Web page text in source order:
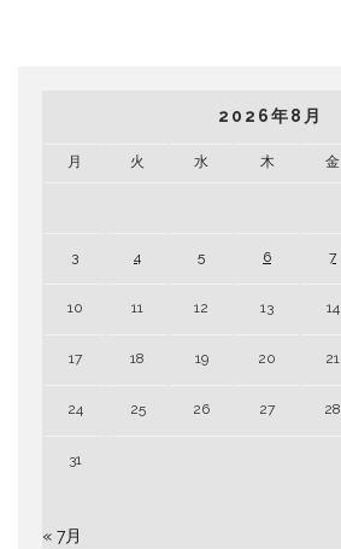
2026年8月
月 火 水 木 金
3 4 5 6 7
10 11 12 13 14
17 18 19 20 21
24 25 26 27 28
31
« 7月